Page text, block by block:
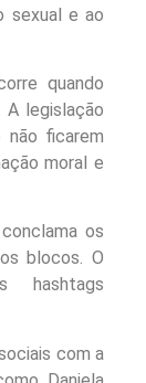
sexual e ao
quando
legislação
ficarem
moral e
os
blocos. O
hashtags
com a